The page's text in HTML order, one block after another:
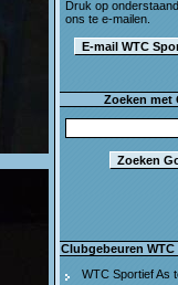
Druk op
ons te e-mailen.
Zoeken met
Clubgebeuren
WTC Sportief As